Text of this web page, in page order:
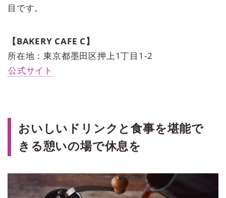
目です。
【BAKERY CAFE C】
所在地：東京都墨田区押上1丁目1-2
公式サイト
おいしいドリンクと食事を堪能で
きる憩いの場で休息を